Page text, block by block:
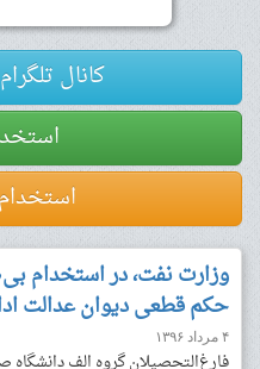
کانال
وزارت نفت، در استخدام
حکم قطعی دیوان عدالت
۴ مرداد ۱۳۹۶
فارغ‌التحصیلان گروه الف دانشگاه